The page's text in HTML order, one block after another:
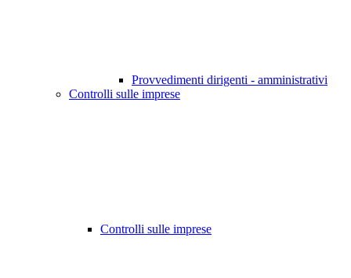
Provvedimenti dirigenti - amministrativi
Controlli sulle imprese
Controlli sulle imprese